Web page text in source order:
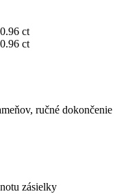
0.96 ct
0.96 ct
ručné dokončenie
zásielky